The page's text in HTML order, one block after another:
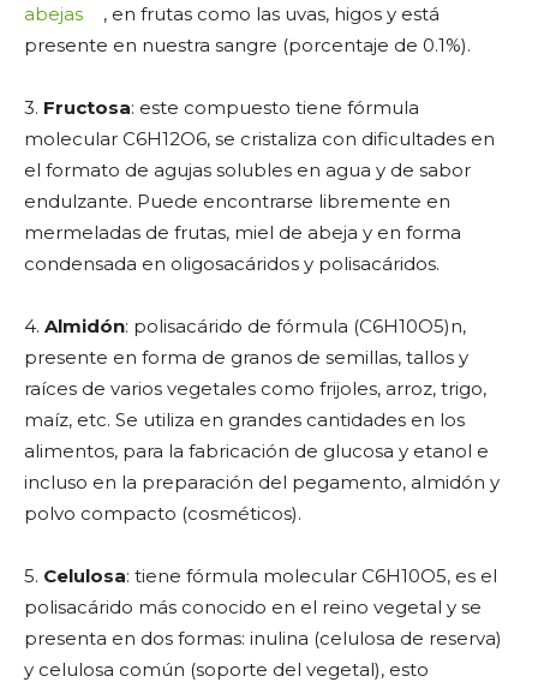
abejas
, en frutas como las uvas, higos y está
presente en nuestra sangre (porcentaje de 0.1%).
3. Fructosa: este compuesto tiene fórmula
molecular C6H12O6, se cristaliza con dificultades en
el formato de agujas solubles en agua y de sabor
endulzante. Puede encontrarse libremente en
mermeladas de frutas, miel de abeja y en forma
condensada en oligosacáridos y polisacáridos.
4. Almidón: polisacárido de fórmula (C6H10O5)n,
presente en forma de granos de semillas, tallos y
raíces de varios vegetales como frijoles, arroz, trigo,
maíz, etc. Se utiliza en grandes cantidades en los
alimentos, para la fabricación de glucosa y etanol e
incluso en la preparación del pegamento, almidón y
polvo compacto (cosméticos).
5. Celulosa: tiene fórmula molecular C6H10O5, es el
polisacárido más conocido en el reino vegetal y se
presenta en dos formas: inulina (celulosa de reserva)
y celulosa común (soporte del vegetal), esto